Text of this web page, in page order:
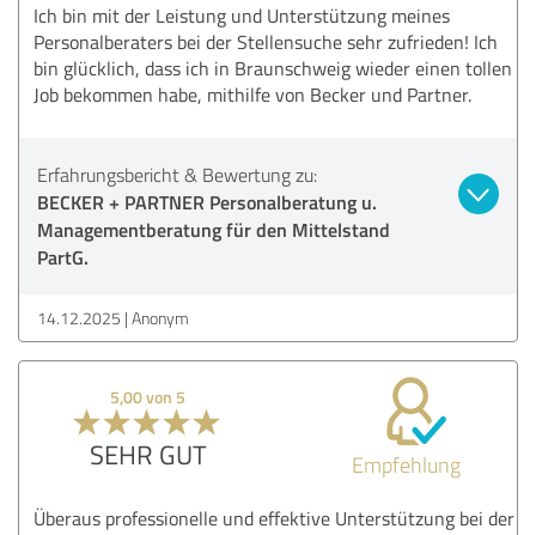
Ich bin mit der Leistung und Unterstützung meines
Personalberaters bei der Stellensuche sehr zufrieden! Ich
bin glücklich, dass ich in Braunschweig wieder einen tollen
Job bekommen habe, mithilfe von Becker und Partner.
Erfahrungsbericht & Bewertung zu:
BECKER + PARTNER Personalberatung u.
Managementberatung für den Mittelstand
PartG.
14.12.2025 Anonym
5,00 von 5
SEHR GUT Empfehlung
Überaus professionelle und effektive Unterstützung bei der